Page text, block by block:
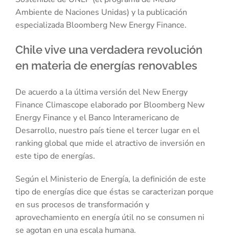
Ambiente de Naciones Unidas) y la publicación
especializada Bloomberg New Energy Finance.
Chile vive una verdadera revolución
en materia de energías renovables
De acuerdo a la última versión del New Energy
Finance Climascope elaborado por Bloomberg New
Energy Finance y el Banco Interamericano de
Desarrollo, nuestro país tiene el tercer lugar en el
ranking global que mide el atractivo de inversión en
este tipo de energías.
Según el Ministerio de Energía, la definición de este
tipo de energías dice que éstas se caracterizan porque
en sus procesos de transformación y
aprovechamiento en energía útil no se consumen ni
se agotan en una escala humana.